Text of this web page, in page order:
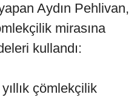
Aydın Pehlivan,
mirasına
kullandı:
çömlekçilik